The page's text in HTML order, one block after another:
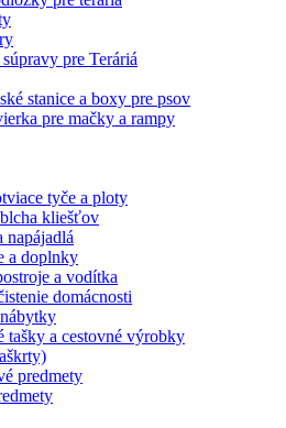
pre Teráriá
stanice a boxy pre psov
pre mačky a rampy
tyče a ploty
kliešťov
napájadlá
a doplnky
a vodítka
domácnosti
tašky a cestovné výrobky
predmety